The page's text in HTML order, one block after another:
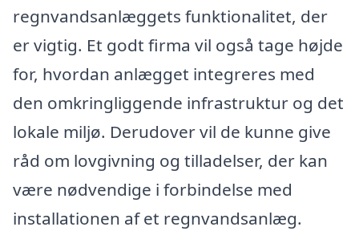
regnvandsanlæggets funktionalitet, der
er vigtig. Et godt firma vil også tage højde
for, hvordan anlægget integreres med
den omkringliggende infrastruktur og det
lokale miljø. Derudover vil de kunne give
råd om lovgivning og tilladelser, der kan
være nødvendige i forbindelse med
installationen af et regnvandsanlæg.